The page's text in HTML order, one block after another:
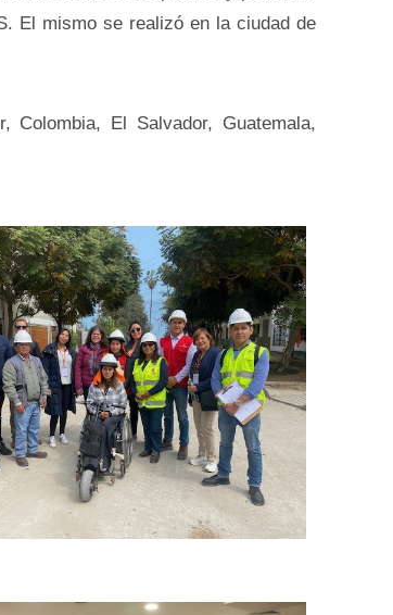
El mismo se realizó en la ciudad de
Colombia, El Salvador, Guatemala,